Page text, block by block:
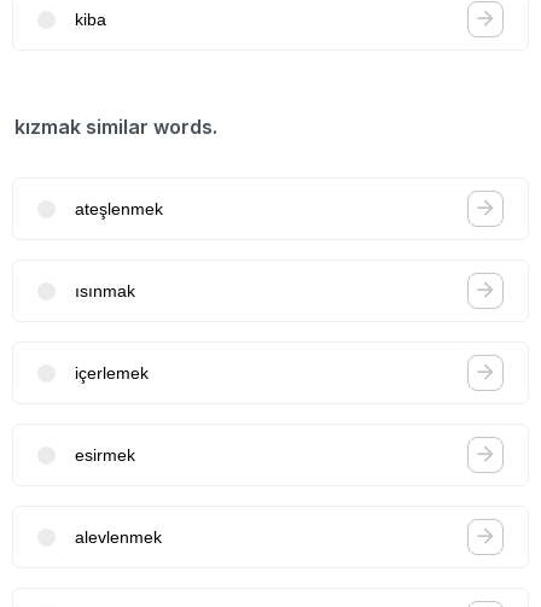
kiba
kızmak similar words.
ateşlenmek
ısınmak
içerlemek
esirmek
alevlenmek